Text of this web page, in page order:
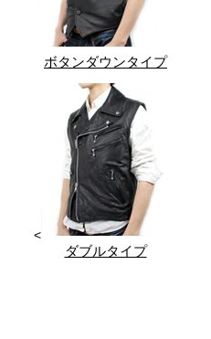
ボタンダウンタイプ
<
ダブルタイプ